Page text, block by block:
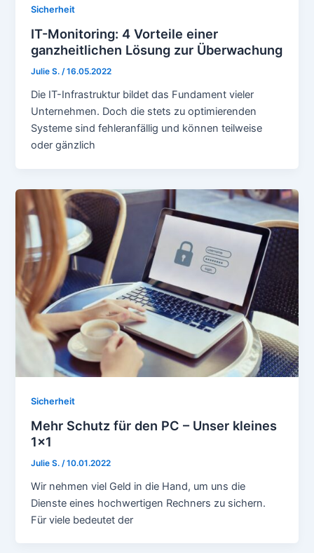
Sicherheit
IT-Monitoring: 4 Vorteile einer
ganzheitlichen Lösung zur Überwachung
Julie S./16.05.2022
Die IT-Infrastruktur bildet das Fundament vieler
Unternehmen. Doch die stets zu optimierenden
Systeme sind fehleranfällig und können teilweise
oder gänzlich
Sicherheit
Mehr Schutz für den PC – Unser kleines
1×1
Julie S. /10.01.2022
Wir nehmen viel Geld in die Hand, um uns die
Dienste eines hochwertigen Rechners zu sichern.
Für viele bedeutet der